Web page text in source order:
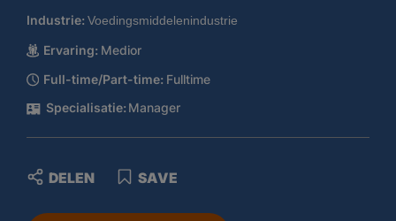
Industrie: Voedingsmiddelenindustrie
Ervaring: Medior
Full-time/Part-time: Fulltime
Specialisatie: Manager
SAVE
DELEN